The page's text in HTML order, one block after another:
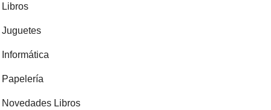
Libros
Juguetes
Informática
Papelería
Novedades Libros